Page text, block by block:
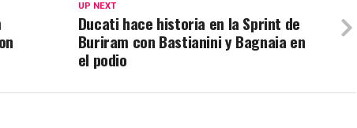
UP NEXT
Ducati hace historia en la Sprint de
Buriram con Bastianini y Bagnaia en
el podio